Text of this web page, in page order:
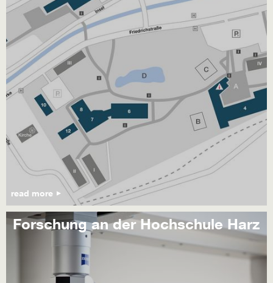
read more
Forschung an der Hochschule Harz